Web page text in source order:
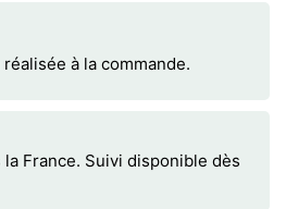
à la commande.
France. Suivi disponible dès